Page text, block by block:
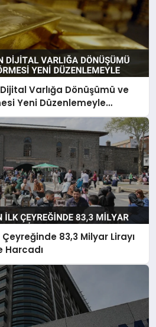
Varlığa Dönüşümü ve
Yeni Düzenlemeyle
Çeyreğinde 83,3 Milyar Lirayı
Harcadı